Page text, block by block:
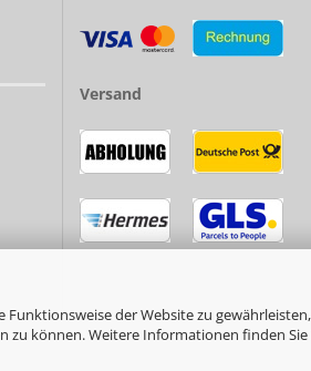
der Website zu
zu können. Weitere Informationen finden Sie
Versand